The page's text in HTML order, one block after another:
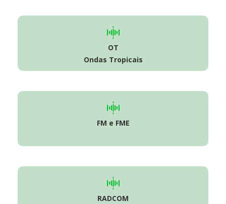
OT
Ondas Tropicais
FM e FME
RADCOM